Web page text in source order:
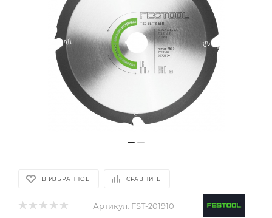
В ИЗБРАННОЕ СРАВНИТЬ
Артикул: FST-201910